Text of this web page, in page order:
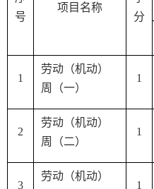
号
项目名称
分
1
劳动（机动）
周（一）
1
2
劳动（机动）
周（二）
1
3
劳动（机动）
1